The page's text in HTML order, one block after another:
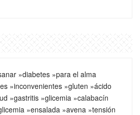
»diabetes »para el alma
»inconvenientes »gluten »ácido
»gastritis »glicemia »calabacín
»ensalada »avena »tensión